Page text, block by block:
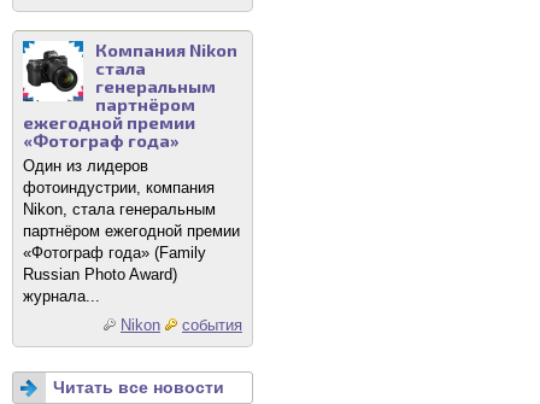
Компания Nikon
стала
генеральным
партнёром
ежегодной премии
«Фотограф года»
Один из лидеров
фотоиндустрии, компания
Nikon, стала генеральным
партнёром ежегодной премии
«Фотограф года» (Family
Russian Photo Award)
журнала...
Nikon
события
Читать все новости